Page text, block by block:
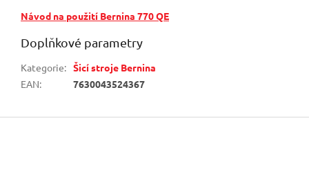
Návod na použití Bernina 770 QE
Doplňkové parametry
Kategorie: Šicí stroje Bernina
EAN: 7630043524367
Z